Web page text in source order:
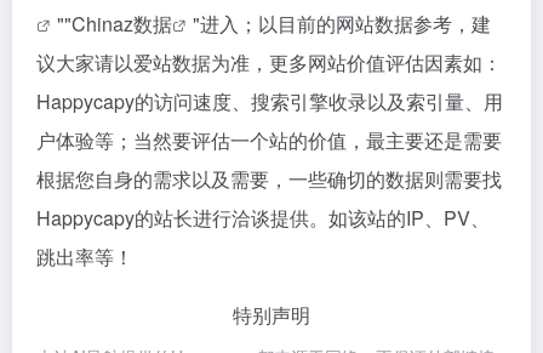
""Chinaz数据
"进入；以目前的网站数据参考，建
议大家请以爱站数据为准，更多网站价值评估因素如：
Happycapy的访问速度、搜索引擎收录以及索引量、用
户体验等；当然要评估一个站的价值，最主要还是需要
根据您自身的需求以及需要，一些确切的数据则需要找
Happycapy的站长进行洽谈提供。如该站的IP、PV、
跳出率等！
特别声明